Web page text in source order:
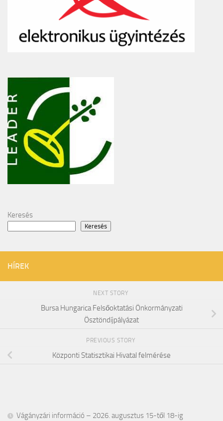
Keresés
Keresés
HÍREK
NEXT STORY
Bursa Hungarica Felsőoktatási Önkormányzati
Ösztöndíjpályázat
PREVIOUS STORY
Központi Statisztikai Hivatal felmérése
Vágányzári információ – 2026. augusztus 15-től 18-ig